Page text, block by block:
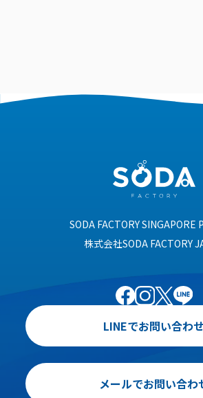
SODA FACTORY SINGAPORE
株式会社SODA FACTORY
LINEでお問い合わせ
メールでお問い合わ